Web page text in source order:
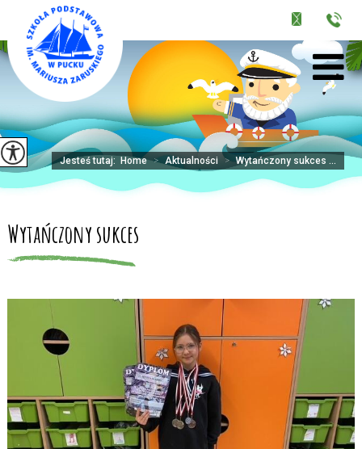
Jesteś tutaj: Home > Aktualności > Wytańczony sukces ...
Wytańczony sukces